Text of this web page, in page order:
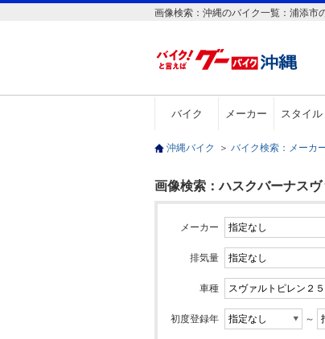
画像検索：沖縄のバイク一覧：浦添市
バイク メーカー スタイル
沖縄バイク ＞ バイク検索：メーカ
画像検索：ハスクバーナス
メーカー
排気量
車種
初度登録年 ～